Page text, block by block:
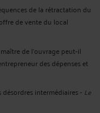
de la rétractation du
de vente du local
de l’ouvrage peut-il
des dépenses et
intermédiaires- Le